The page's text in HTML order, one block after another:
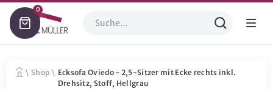
0
\ Shop \ Ecksofa Oviedo - 2,5-Sitzer mit Ecke rechts inkl.
Drehsitz, Stoff, Hellgrau